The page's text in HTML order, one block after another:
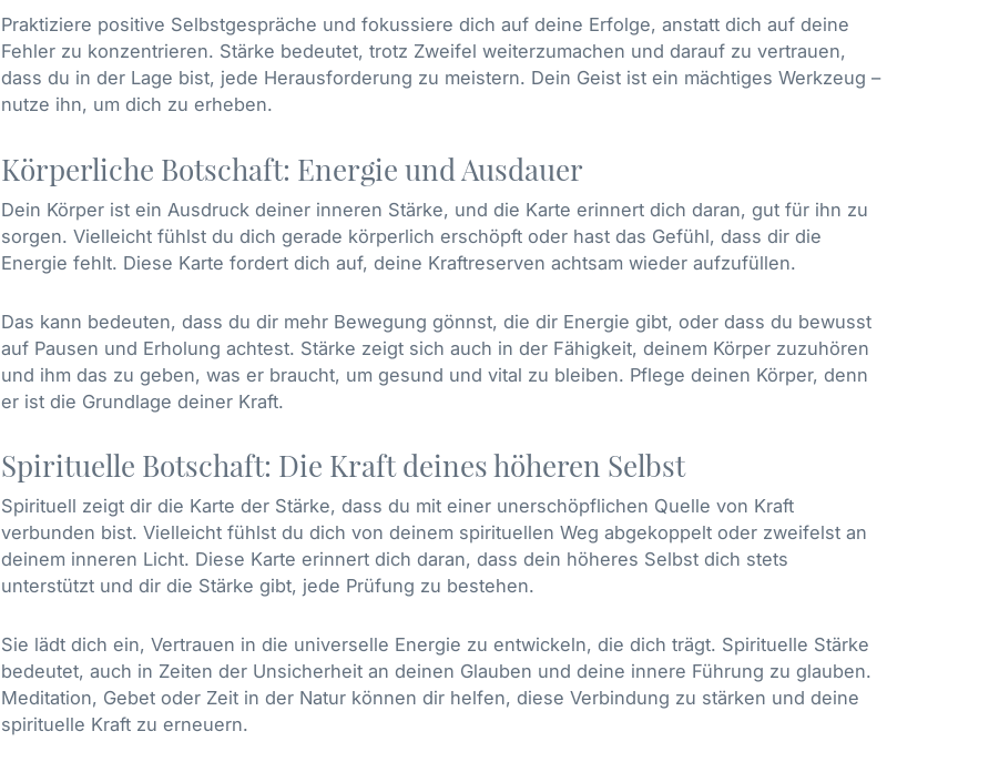
Praktiziere positive Selbstgespräche und fokussiere dich auf deine Erfolge, anstatt dich auf deine
Fehler zu konzentrieren. Stärke bedeutet, trotz Zweifel weiterzumachen und darauf zu vertrauen,
dass du in der Lage bist, jede Herausforderung zu meistern. Dein Geist ist ein mächtiges Werkzeug –
nutze ihn, um dich zu erheben.
Körperliche Botschaft: Energie und Ausdauer
Dein Körper ist ein Ausdruck deiner inneren Stärke, und die Karte erinnert dich daran, gut für ihn zu
sorgen. Vielleicht fühlst du dich gerade körperlich erschöpft oder hast das Gefühl, dass dir die
Energie fehlt. Diese Karte fordert dich auf, deine Kraftreserven achtsam wieder aufzufüllen.
Das kann bedeuten, dass du dir mehr Bewegung gönnst, die dir Energie gibt, oder dass du bewusst
auf Pausen und Erholung achtest. Stärke zeigt sich auch in der Fähigkeit, deinem Körper zuzuhören
und ihm das zu geben, was er braucht, um gesund und vital zu bleiben. Pflege deinen Körper, denn
er ist die Grundlage deiner Kraft.
Spirituelle Botschaft: Die Kraft deines höheren Selbst
Spirituell zeigt dir die Karte der Stärke, dass du mit einer unerschöpflichen Quelle von Kraft
verbunden bist. Vielleicht fühlst du dich von deinem spirituellen Weg abgekoppelt oder zweifelst an
deinem inneren Licht. Diese Karte erinnert dich daran, dass dein höheres Selbst dich stets
unterstützt und dir die Stärke gibt, jede Prüfung zu bestehen.
Sie lädt dich ein, Vertrauen in die universelle Energie zu entwickeln, die dich trägt. Spirituelle Stärke
bedeutet, auch in Zeiten der Unsicherheit an deinen Glauben und deine innere Führung zu glauben.
Meditation, Gebet oder Zeit in der Natur können dir helfen, diese Verbindung zu stärken und deine
spirituelle Kraft zu erneuern.